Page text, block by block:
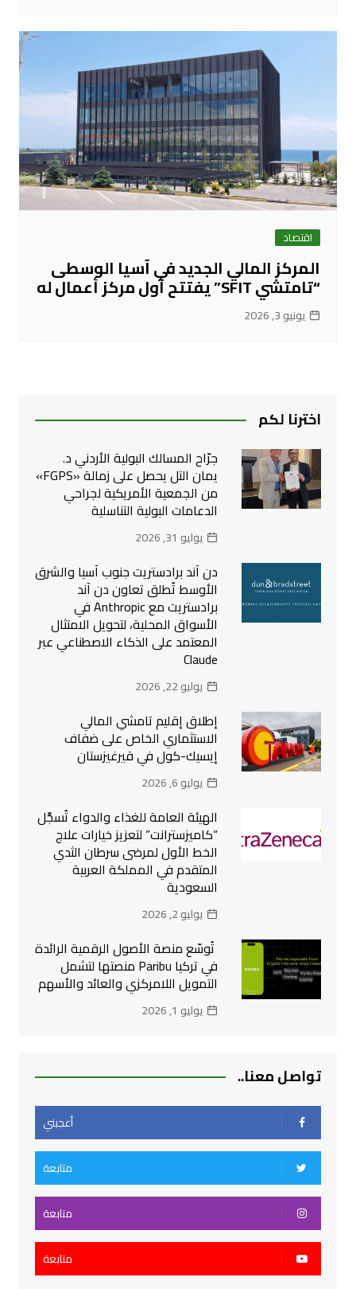
اقتصاد
المركز المالي الجديد في آسيا الوسطى
“تامتشي SFIT” يفتتح أول مركز أعمال له
يونيو 3, 2026
اخترنا لكم
جرّاح المسالك البولية الأردني د.
يمان التل يحصل على زمالة «FGPS»
من الجمعية الأمريكية لجراحي
الدعامات البولية التناسلية
يوليو 31, 2026
دن آند برادستريت جنوب آسيا والشرق
الأوسط تُطلق تعاون دن آند
برادستريت مع Anthropic في
الأسواق المحلية، لتحويل الامتثال
المعتمد على الذكاء الاصطناعي عبر
Claude
يوليو 22, 2026
إطلاق إقليم تامشي المالي
الاستثماري الخاص على ضفاف
إيسيك-كول في قيرغيزستان
يوليو 6, 2026
الهيئة العامة للغذاء والدواء تُسجِّل
“كاميزسترانت” لتعزيز خيارات علاج
الخط الأول لمرضى سرطان الثدي
المتقدم في المملكة العربية
السعودية
يوليو 2, 2026
تُوسّع منصة الأصول الرقمية الرائدة
في تركيا Paribu منصتها لتشمل
التمويل اللامركزي والعائد والأسهم
يوليو 1, 2026
تواصل معنا..
أعجبني
متابعة
متابعة
متابعة